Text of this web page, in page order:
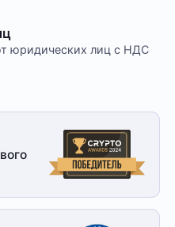
юридических лиц с НДС